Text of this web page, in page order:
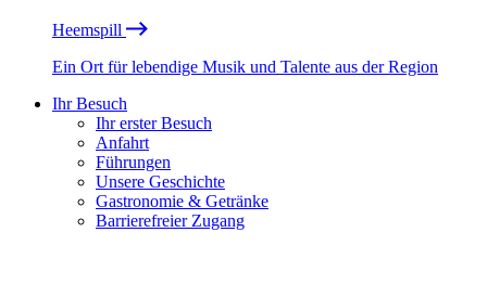
Heemspill
Ein Ort für lebendige Musik und Talente aus der Region
Ihr Besuch
Ihr erster Besuch
Anfahrt
Führungen
Unsere Geschichte
Gastronomie & Getränke
Barrierefreier Zugang